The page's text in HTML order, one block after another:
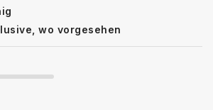
wo vorgesehen